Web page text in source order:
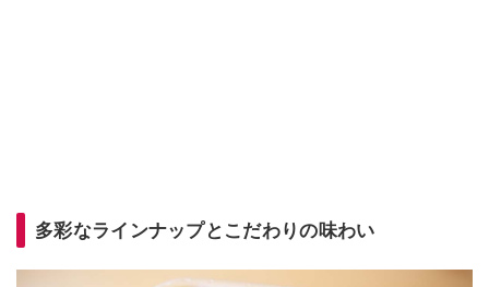
多彩なラインナップとこだわりの味わい